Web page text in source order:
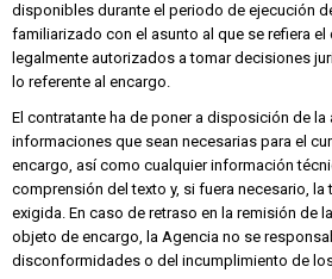
disponibles durante el periodo de ejecución
familiarizado con el asunto al que se refiera
legalmente autorizados a tomar decisiones
lo referente al encargo.
El contratante ha de poner a disposición de
informaciones que sean necesarias para el
encargo, así como cualquier información
comprensión del texto y, si fuera necesario,
exigida. En caso de retraso en la remisión de
objeto de encargo, la Agencia no se
disconformidades o del incumplimiento de